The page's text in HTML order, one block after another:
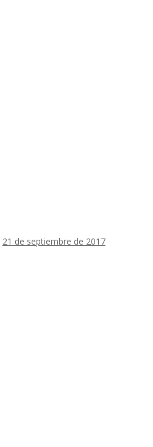
21 de septiembre de 2017